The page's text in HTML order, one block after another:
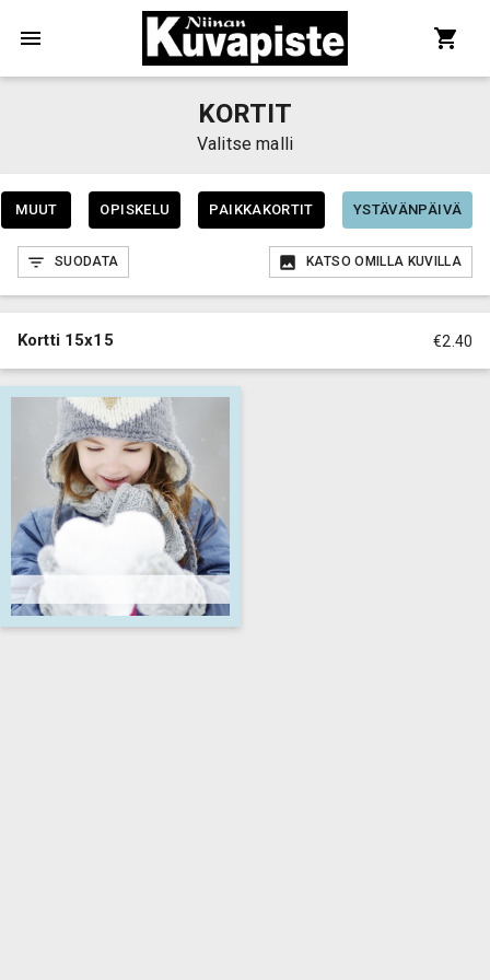
KORTIT
Valitse malli
MUUT OPISKELU PAIKKAKORTIT YSTÄVÄNPÄIVÄ
SUODATA KATSO OMILLA KUVILLA
Kortti 15x15 €2.40